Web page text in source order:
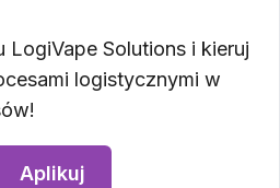
LogiVape Solutions i kieruj
logistycznymi w
Aplikuj